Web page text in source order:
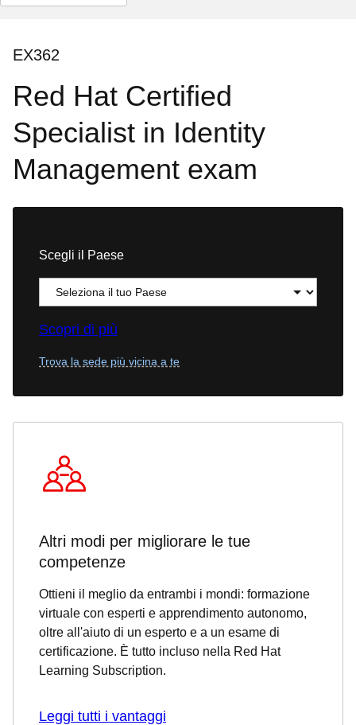
lingua
EX362
Red Hat Certified
Specialist in Identity
Management exam
Scegli il Paese
Scopri di più
Trova la sede più vicina a te
Altri modi per migliorare le tue
competenze
Ottieni il meglio da entrambi i mondi: formazione
virtuale con esperti e apprendimento autonomo,
oltre all'aiuto di un esperto e a un esame di
certificazione. È tutto incluso nella Red Hat
Learning Subscription.
Leggi tutti i vantaggi